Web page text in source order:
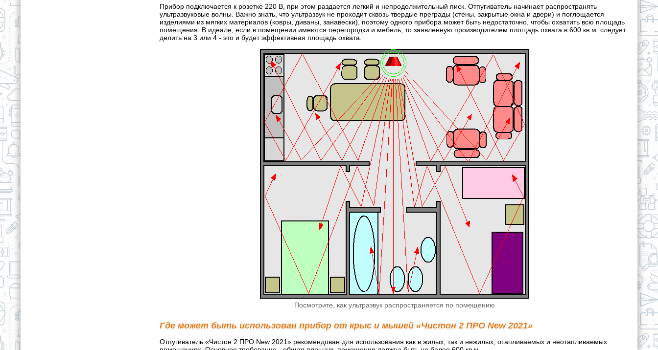
Прибор подключается к розетке 220 В, при этом раздается легкий и непродолжительный писк. Отпугиватель начинает распространять
ультразвуковые волны. Важно знать, что ультразвук не проходит сквозь твердые преграды (стены, закрытые окна и двери) и поглощается
изделиями из мягких материалов (ковры, диваны, занавески), поэтому одного прибора может быть недостаточно, чтобы охватить всю площадь
помещения. В идеале, если в помещении имеются перегородки и мебель, то заявленную производителем площадь охвата в 600 кв.м. следует
делить на 3 или 4 - это и будет эффективная площадь охвата.
Посмотрите, как ультразвук распространяется по помещению
Где может быть использован прибор от крыс и мышей «Чистон 2 ПРО New 2021»
Отпугиватель «Чистон 2 ПРО New 2021» рекомендован для использования как в жилых, так и нежилых, отапливаемых и неотапливаемых